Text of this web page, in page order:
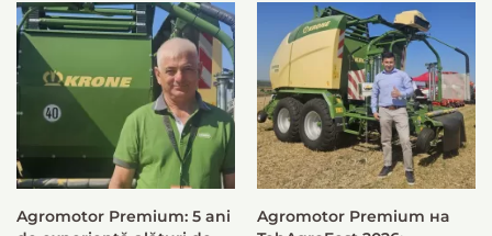
Agromotor Premium: 5 ani
Agromotor Premium на